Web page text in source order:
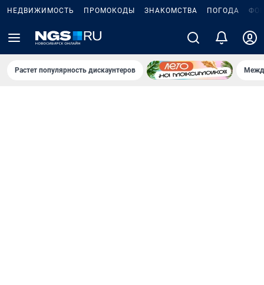
НЕДВИЖИМОСТЬ ПРОМОКОДЫ ЗНАКОМСТВА ПОГОДА
Растет популярность дискаунтеров